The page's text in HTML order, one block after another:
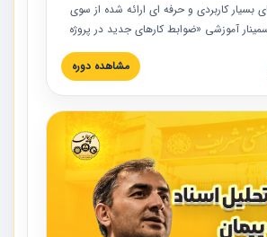
بسیار کاربردی و حرفه‏ ای ارائه شده از سوی
آموزشی «ضوابط کارهای جدید در پروژه
ها، تخلفات و راه حل ها با نگرش قراردادی
شرکت های ساختمانی کشور ارائه شد.
تجربیات عملی ارائه شده است.
مشاهده دوره